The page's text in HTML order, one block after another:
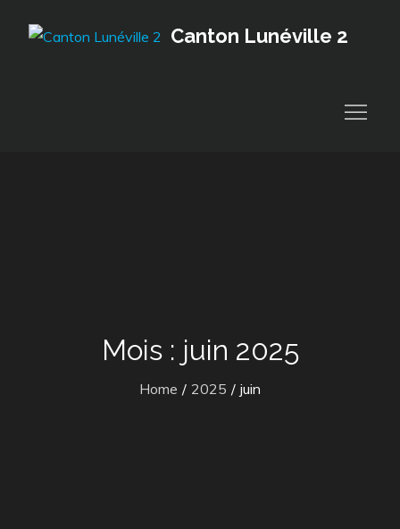
Canton Lunéville 2
Mois : juin 2025
Home 2025 juin